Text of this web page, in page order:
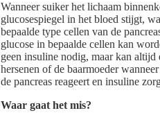
Wanneer suiker het lichaam
glucosespiegel in het bloed stijgt,
bepaalde type cellen van de
glucose in bepaalde cellen kan
geen insuline nodig, maar kan
hersenen of de baarmoeder
de pancreas reageert en insuline
Waar gaat het mis?